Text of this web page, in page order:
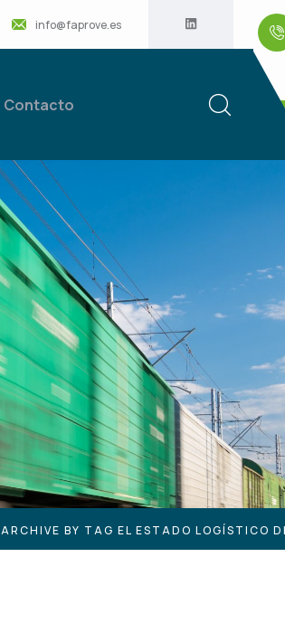
info@faprove.es
Contacto
ARCHIVE BY TAG EL ESTADO LOGÍSTICO